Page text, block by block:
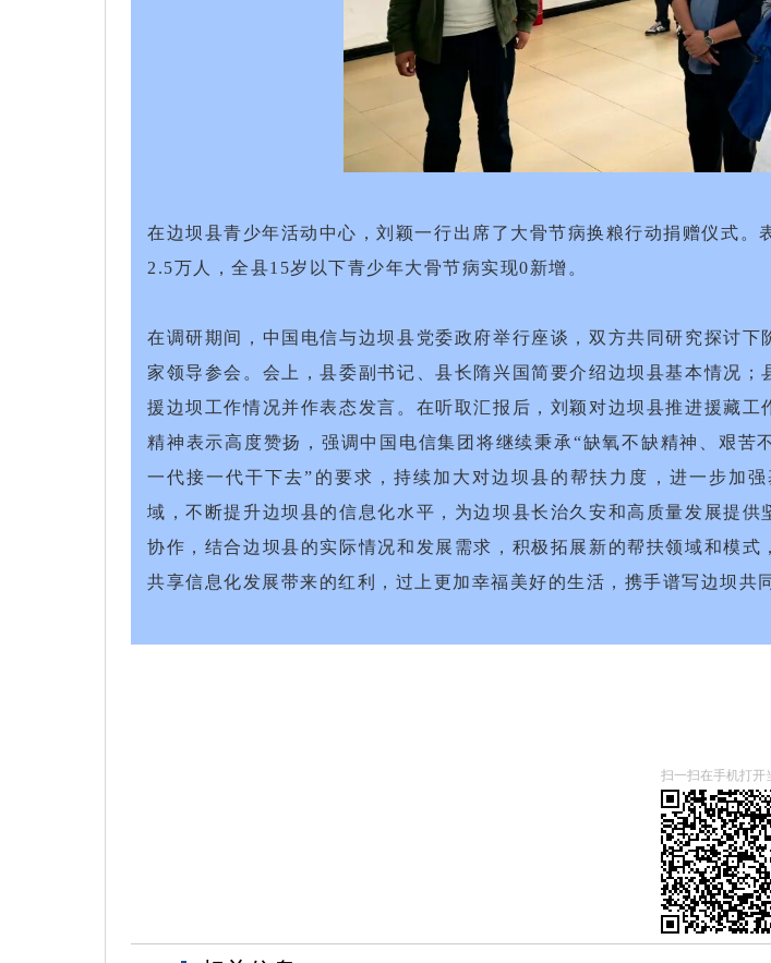
在边坝县青少年活动中心，刘颖一行出席了大骨节病换粮行动捐赠仪式
2.5万人，全县15岁以下青少年大骨节病实现0新增。
在调研期间，中国电信与边坝县党委政府举行座谈，双方共同研究探讨
家领导参会。会上，县委副书记、县长隋兴国简要介绍边坝县基本情况
援边坝工作情况并作表态发言。在听取汇报后，刘颖对边坝县推进援藏
精神表示高度赞扬，强调中国电信集团将继续秉承“缺氧不缺精神、艰苦
一代接一代干下去”的要求，持续加大对边坝县的帮扶力度，进一步加
域，不断提升边坝县的信息化水平，为边坝县长治久安和高质量发展提
协作，结合边坝县的实际情况和发展需求，积极拓展新的帮扶领域和模
共享信息化发展带来的红利，过上更加幸福美好的生活，携手谱写边坝共
扫一扫在手机打开